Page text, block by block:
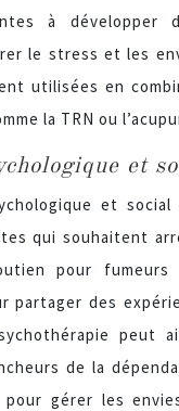
à développer
le stress et les
utilisées en
la TRN ou
et
et
qui souhaitent
pour
partager des
peut
de la
pour gérer les